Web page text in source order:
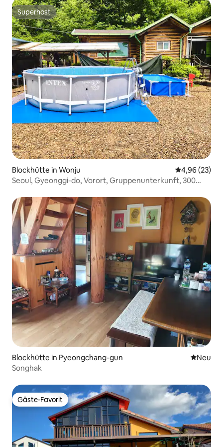
Superhost
Superhost
Blockhütte in Wonju
4,96 (23)
Seoul, Gyeonggi-do, Vorort, Gruppenunterkunft, 300
Blockhütte in Pyeongchang-gun Neue
Neu
Songhak
Gäste-Favorit
Gäste-Favorit